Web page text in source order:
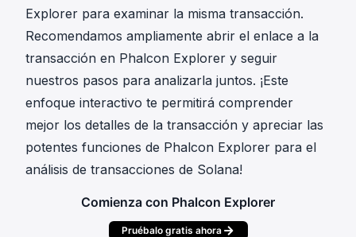
Explorer para examinar la misma transacción.
Recomendamos ampliamente abrir el enlace a la
transacción en Phalcon Explorer y seguir
nuestros pasos para analizarla juntos. ¡Este
enfoque interactivo te permitirá comprender
mejor los detalles de la transacción y apreciar las
potentes funciones de Phalcon Explorer para el
análisis de transacciones de Solana!
Comienza con Phalcon Explorer
Pruébalo gratis ahora